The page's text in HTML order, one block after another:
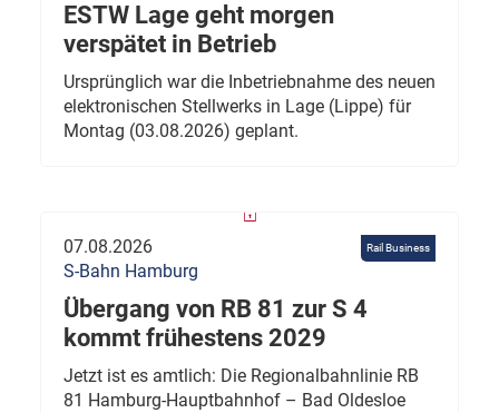
ESTW Lage geht morgen
verspätet in Betrieb
Ursprünglich war die Inbetriebnahme des neuen
elektronischen Stellwerks in Lage (Lippe) für
Montag (03.08.2026) geplant.
Rail Business
07.08.2026
S-Bahn Hamburg
Übergang von RB 81 zur S 4
kommt frühestens 2029
Jetzt ist es amtlich: Die Regionalbahnlinie RB
81 Hamburg-Hauptbahnhof – Bad Oldesloe